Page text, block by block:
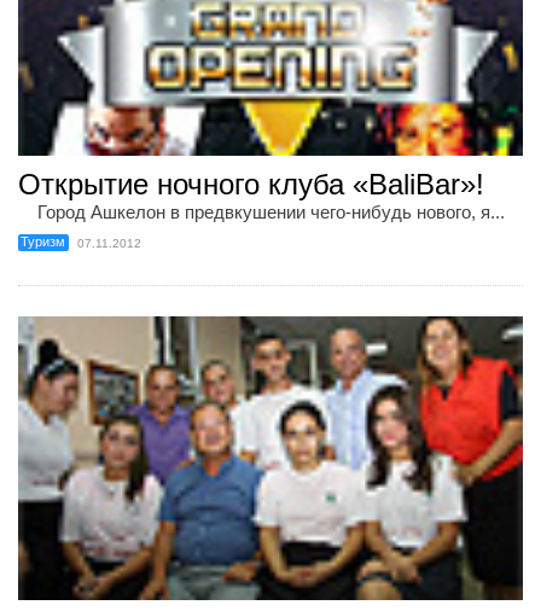
Открытие ночного клуба «BaliBar»!
Город Ашкелон в предвкушении чего-нибудь нового, я...
Туризм 07.11.2012